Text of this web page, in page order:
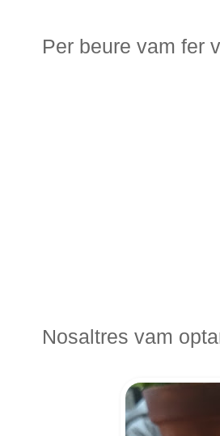
Per beure vam fer
Nosaltres vam